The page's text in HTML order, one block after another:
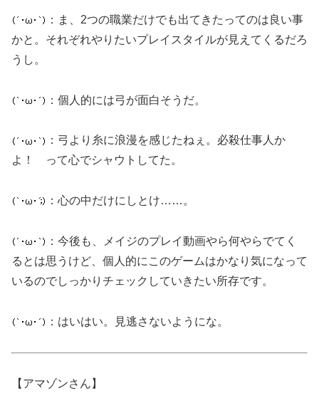
：ま、2つの職業だけでも出てきたってのは良い事
かと。それぞれやりたいプレイスタイルが見えてくるだろ
うし。
：個人的には弓が面白そうだ。
：弓より糸に浪漫を感じたねぇ。必殺仕事人か
よ！ って心でシャウトしてた。
：心の中だけにしとけ……。
：今後も、メイジのプレイ動画やら何やらでてく
るとは思うけど、個人的にこのゲームはかなり気になって
いるのでしっかりチェックしていきたい所存です。
：はいはい。見逃さないようにな。
【アマゾンさん】